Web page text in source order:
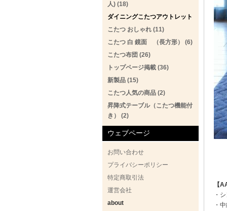
【
・
・
人) (18)
ダイニングこたつアウトレット
こたつ おしゃれ (11)
こたつ 白 鏡面 （長方形） (6)
こたつ布団 (26)
トップページ掲載 (36)
新製品 (15)
こたつ人気の商品 (2)
昇降式テーブル（こたつ機能付
き） (2)
ウェブページ
お問い合わせ
プライバシーポリシー
特定商取引法
運営会社
about